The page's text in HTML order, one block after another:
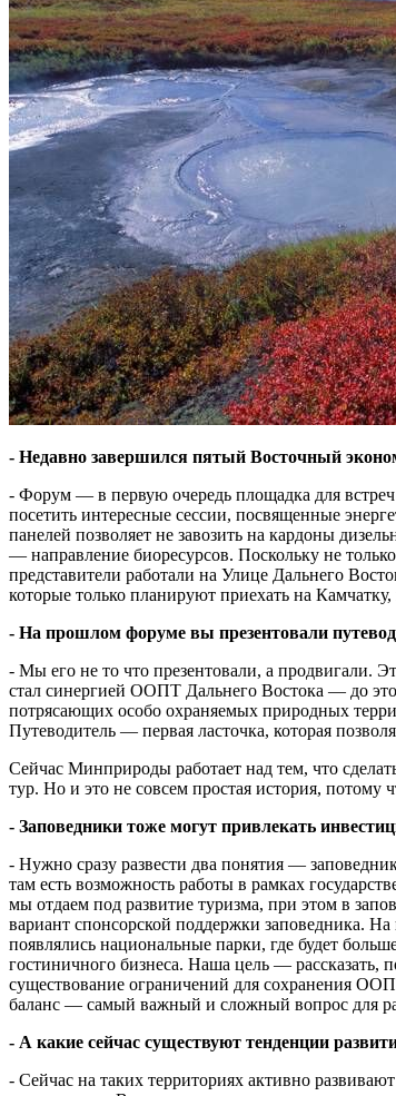
- Недавно завершился пятый Восточный
- Форум — в первую очередь площадка для встреч
посетить интересные сессии, посвященные
панелей позволяет не завозить на кардоны
— направление биоресурсов. Поскольку не
представители работали на Улице Дальнего
которые только планируют приехать на
- На прошлом форуме вы презентовали
- Мы его не то что презентовали, а продвигали.
стал синергией ООПТ Дальнего Востока — до
потрясающих особо охраняемых природных
Путеводитель — первая ласточка, которая
Сейчас Минприроды работает над тем, что
тур. Но и это не совсем простая история, потому
- Заповедники тоже могут привлекать
- Нужно сразу развести два понятия —
там есть возможность работы в рамках
мы отдаем под развитие туризма, при этом в
вариант спонсорской поддержки заповедника.
появлялись национальные парки, где будет
гостиничного бизнеса. Наша цель — рассказать,
существование ограничений для сохранения
баланс — самый важный и сложный вопрос для
- А какие сейчас существуют тенденции
- Сейчас на таких территориях активно